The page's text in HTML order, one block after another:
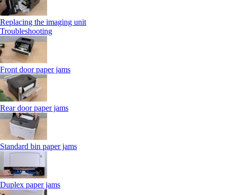
Replacing the imaging unit
Troubleshooting
Front door paper jams
Rear door paper jams
Standard bin paper jams
Duplex paper jams